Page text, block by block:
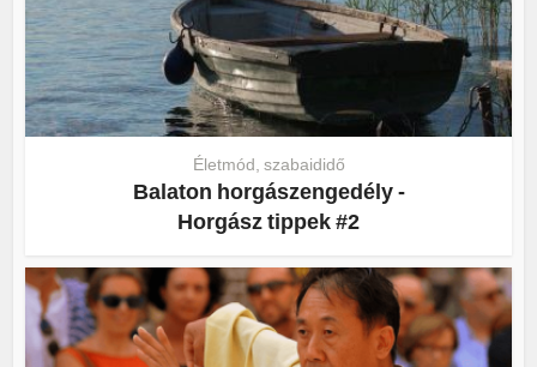
Életmód, szabaididő
Balaton horgászengedély -
Horgász tippek #2